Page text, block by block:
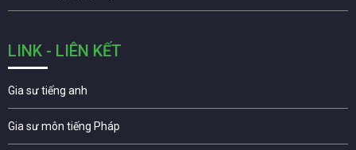
LINK - LIÊN KẾT
Gia sư tiếng anh
Gia sư môn tiếng Pháp